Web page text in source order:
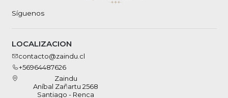
Síguenos
LOCALIZACION
contacto@zaindu.cl
+56964487626
Zaindu
Aníbal Zañartu 2568
Santiago - Renca